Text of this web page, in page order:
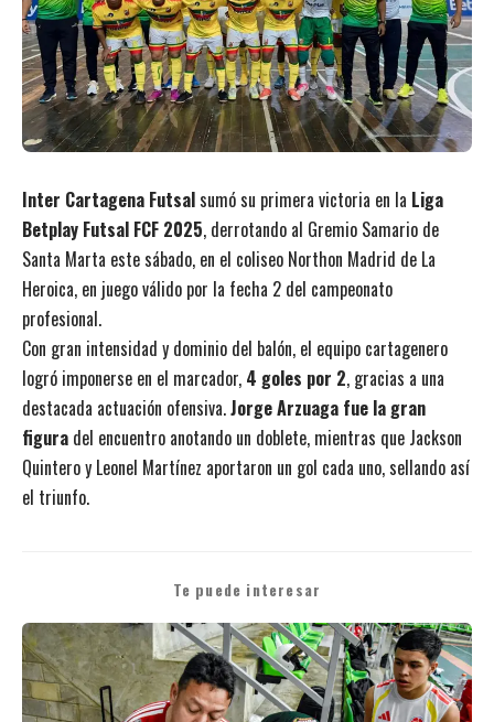
Inter Cartagena Futsalsumó su primera victoria en la Liga
Betplay Futsal FCF 2025, derrotando al Gremio Samario de
Santa Marta este sábado, en el coliseo Northon Madrid de La
Heroica, en juego válido por la fecha 2 del campeonato
profesional.
Con gran intensidad y dominio del balón, el equipo cartagenero
logró imponerse en el marcador, 4 goles por 2, gracias a una
destacada actuación ofensiva.Jorge Arzuaga fue la gran
figura del encuentro anotando un doblete, mientras que Jackson
Quintero y Leonel Martínez aportaron un gol cada uno, sellando así
el triunfo.
Te puede interesar